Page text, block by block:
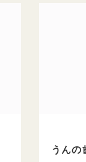
うんの